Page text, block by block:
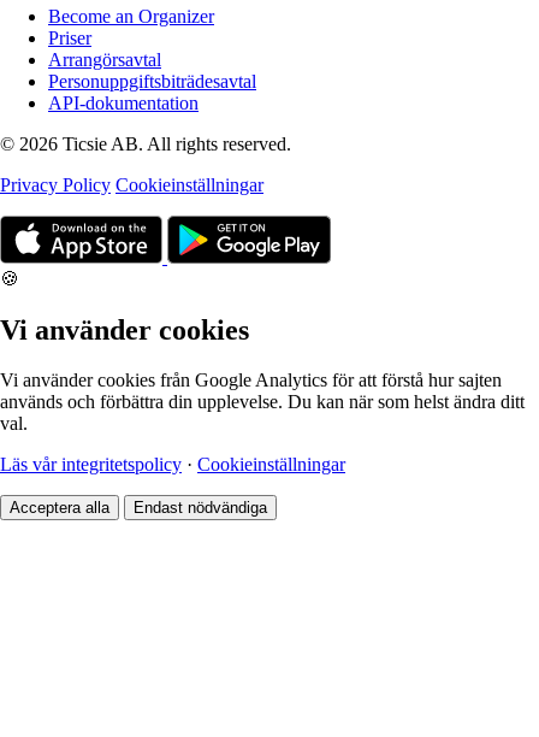
Become an Organizer
Priser
Arrangörsavtal
Personuppgiftsbiträdesavtal
API-dokumentation
© 2026 Ticsie AB. All rights reserved.
Privacy Policy Cookieinställningar
🍪
Vi använder cookies
Vi använder cookies från Google Analytics för att förstå hur sajten
används och förbättra din upplevelse. Du kan när som helst ändra ditt
val.
Läs vår integritetspolicy · Cookieinställningar
Acceptera alla Endast nödvändiga